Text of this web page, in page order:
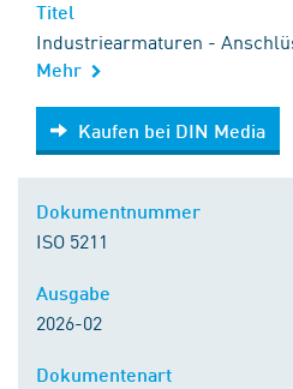
Industriearmaturen -
Mehr
Kaufen bei DIN Media
Kaufen bei DIN Media
ISO 5211
2026-02